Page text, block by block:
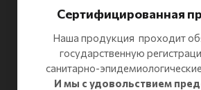
Сертифицированная
Наша продукция проходит
государственную
санитарно-
И мы с удовольствием